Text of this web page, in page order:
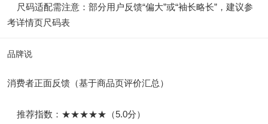
尺码适配需注意：部分用户反馈“偏大”或“袖长略长”，建议参
考详情页尺码表
品牌说
消费者正面反馈（基于商品页评价汇总）
推荐指数：★★★★★（5.0分）